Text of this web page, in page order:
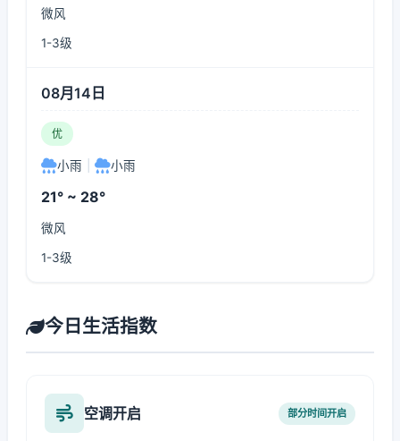
微风
1-3级
08月14日
优
小雨 小雨
21° ~ 28°
微风
1-3级
今日生活指数
空调开启 部分时间开启